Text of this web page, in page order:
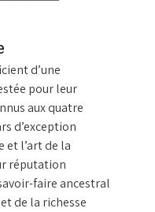
d’une
pour leur
aux quatre
d’exception
et l’art de la
réputation
faire ancestral
de la richesse